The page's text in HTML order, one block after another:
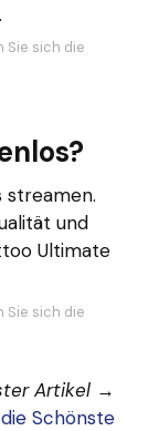
Sie sich die
streamen.
und
Ultimate
Sie sich die
Artikel →
Schönste